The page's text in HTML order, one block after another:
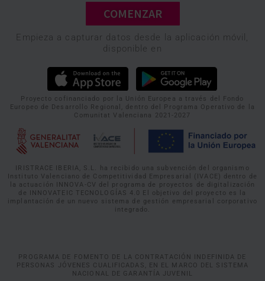
COMENZAR
Empieza a capturar datos desde la aplicación móvil,
disponible en
Proyecto cofinanciado por la Unión Europea a través del Fondo
Europeo de Desarrollo Regional, dentro del Programa Operativo de la
Comunitat Valenciana 2021-2027
IRISTRACE IBERIA, S.L. ha recibido una subvención del organismo
Instituto Valenciano de Competitividad Empresarial (IVACE) dentro de
la actuación INNOVA-CV del programa de proyectos de digitalización
de INNOVATEIC TECNOLOGÍAS 4.0 El objetivo del proyecto es la
implantación de un nuevo sistema de gestión empresarial corporativo
integrado.
PROGRAMA DE FOMENTO DE LA CONTRATACIÓN INDEFINIDA DE
PERSONAS JÓVENES CUALIFICADAS, EN EL MARCO DEL SISTEMA
NACIONAL DE GARANTÍA JUVENIL